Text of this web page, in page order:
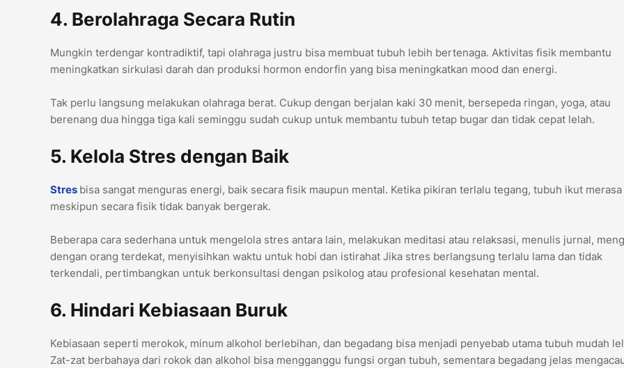
4. Berolahraga Secara Rutin
Mungkin terdengar kontradiktif, tapi olahraga justru bisa membuat tubuh lebih bertenaga. Aktivitas fisik membantu
meningkatkan sirkulasi darah dan produksi hormon endorfin yang bisa meningkatkan mood dan energi.
Tak perlu langsung melakukan olahraga berat. Cukup dengan berjalan kaki 30 menit, bersepeda ringan, yoga, atau
berenang dua hingga tiga kali seminggu sudah cukup untuk membantu tubuh tetap bugar dan tidak cepat lelah.
5. Kelola Stres dengan Baik
Stres bisa sangat menguras energi, baik secara fisik maupun mental. Ketika pikiran terlalu tegang, tubuh ikut merasa
meskipun secara fisik tidak banyak bergerak.
Beberapa cara sederhana untuk mengelola stres antara lain, melakukan meditasi atau relaksasi, menulis jurnal,
dengan orang terdekat, menyisihkan waktu untuk hobi dan istirahat Jika stres berlangsung terlalu lama dan tidak
terkendali, pertimbangkan untuk berkonsultasi dengan psikolog atau profesional kesehatan mental.
6. Hindari Kebiasaan Buruk
Kebiasaan seperti merokok, minum alkohol berlebihan, dan begadang bisa menjadi penyebab utama tubuh mudah
Zat-zat berbahaya dari rokok dan alkohol bisa mengganggu fungsi organ tubuh, sementara begadang jelas